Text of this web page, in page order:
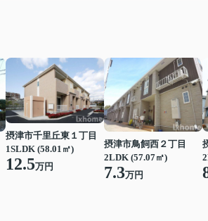
摂津市千里丘東１丁目
1SLDK (58.01㎡)
12.5万円
摂津市鳥飼西２丁目
2LDK (57.07㎡)
7.3万円